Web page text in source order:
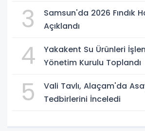
3
Samsun'da 2026 Fındık
Açıklandı
4
Yakakent Su Ürünleri
Yönetim Kurulu Toplandı
5
Vali Tavlı, Alaçam'da
Tedbirlerini İnceledi